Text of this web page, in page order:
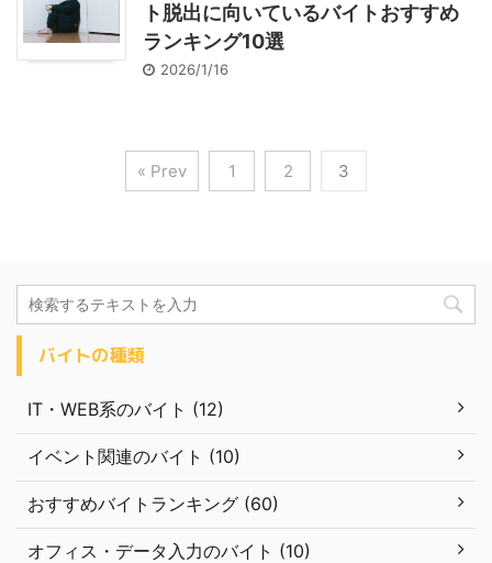
ト脱出に向いているバイトおすすめ
ランキング10選
2026/1/16
« Prev 1 2 3
バイトの種類
IT・WEB系のバイト (12)
イベント関連のバイト (10)
おすすめバイトランキング (60)
オフィス・データ入力のバイト (10)